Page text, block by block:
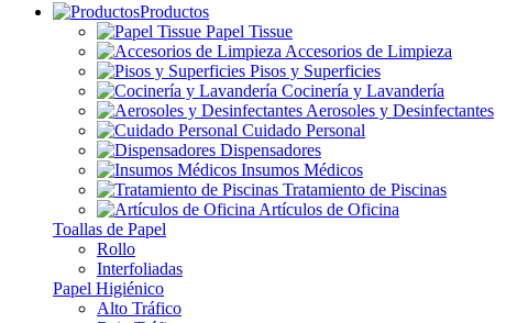
Productos
Papel Tissue
Accesorios de Limpieza
Pisos y Superficies
Cocinería y Lavandería
Aerosoles y Desinfectantes
Cuidado Personal
Dispensadores
Insumos Médicos
Tratamiento de Piscinas
Artículos de Oficina
Toallas de Papel
Rollo
Interfoliadas
Papel Higiénico
Alto Tráfico